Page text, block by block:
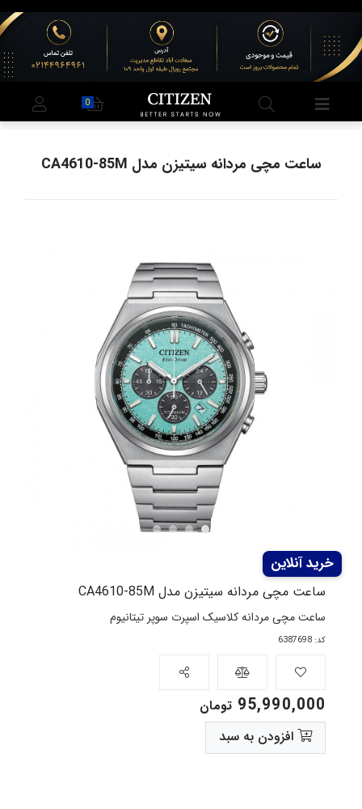
ساعت مچی مردانه سیتیزن مدل CA4610-85M
ساعت مچی مردانه سیتیزن مدل CA4610-85M
ساعت مچی مردانه کلاسیک اسپرت سوپر تیتانیوم
کد: 6387698
95,990,000 تومان
افزودن به سبد
0